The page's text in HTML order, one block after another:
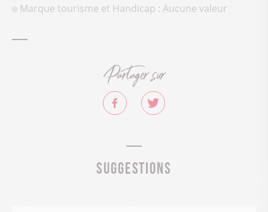
Marque tourisme et Handicap : Aucune valeur
Partager sur
Suggestions